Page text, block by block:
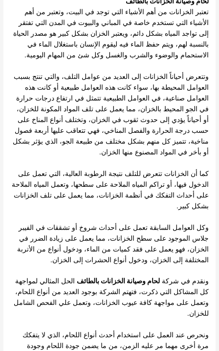
تعتبر الخزانات من أهم الأشياء التي توجد في البيت، وتعتبر من أهم
الأشياء التي تستخدم خاصة في المباني والبيوت في المدن التي تفتقر
إلى تواجد المياه بشكل دائم، ويعتبر الخزان بشكل كبير هو مصدر الحياة
بالنسبة لهم، ويتم حفظ الماء فيه ليقوم الإنسان باستغلال الماء في
الاستحمام والوضوء والشرب والغسل وكل شئ من المهام اليومية.
وتتعرض أحياناً الخزانات إلى العديد من عوامل التلف، والتي تنتج بسبب
العوامل المحيطة بها، سواء كانت هذه العوامل طبيعية أو كانت هذه
العوامل صناعية، في العوامل الطبيعية تتمثل في ارتفاع درجات حرارة
في الجو المحيط بالخزان، مما يعمل على تلف المواد المكونة للخزان،
أو أحياناً يؤدي إلى حدوث ثقوب في الخزان، وتختلف أنواع المناخ على
حسب درجة الحرارة والفصل المناخي، فهي تتعاقب عليها أربعة فصول
مناخية، تتميز كل منهم بشكل مختلف من طبيعة الجو، الذي يؤثر بشكل
أو بأخر في المواد المصنوع منها الخزان.
كما أن الخزانات تتعرض للتلف نتيجة الرطوبة العالية، التي تعمل على
الدخول فيها، أو تراكم المياه الملاحة على سطحها، وتعمل المياه الملاحة
على أحداث التفكك في أنظمة الخزانات، مما يعمل على تلف الخزانات
بشكل كبير.
وكل العوامل السابقة تعمل على أحداث شروخ أو تشققات في الفيبر
جلاس الموجود على سطح الخزانات، مما يعمل على زيادة الضرر في
الخزان، فهو يعمل على فقد كميات من الماء، ودخول أنواع من الأتربة
المختلفة إلى الخزان، ودخول أنواع الحشرات إلى الخزان.
ونقدم في شركةلحام وصيانة الخزانات بالطائف الحل المثالي لمواجهة
كل المشاكل التي ذكرت، فتهتم الشركة بوجود العديد من أنواع اللحام،
وتعمل على مواجهة كافة عيوب الخزانات، وتعمل علي الفحص الشامل
للخزان.
ونحرص عند العمل على استخدام أحدث أنواع اللحام، الذي لا يتفكك
مرة أخرى مهما مر عليه الزمن، من ما يضمن جودة اللحام وجودة